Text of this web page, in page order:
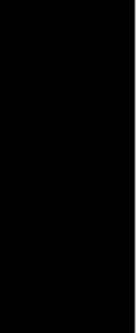
esta película tiene
sonora para esta